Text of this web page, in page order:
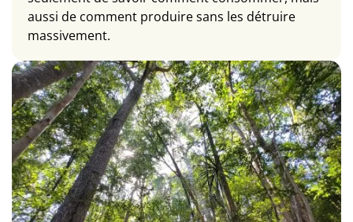
aussi de comment produire sans les détruire
massivement.